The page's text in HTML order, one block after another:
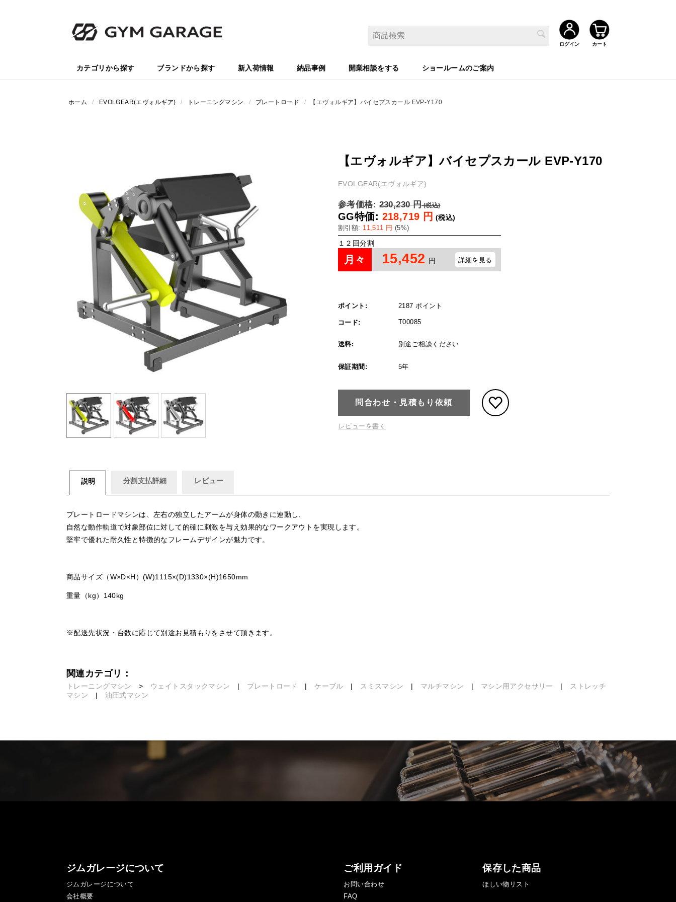
カテゴリから探す ブランドから探す 新入荷情報 納品事例 開業相談をする ショールームのご案内
ホーム / EVOLGEAR(エヴォルギア) / トレーニングマシン / プレートロード / 【エヴォルギア】バイセプスカール EVP-Y170
【エヴォルギア】バイセプスカール EVP-Y170
EVOLGEAR(エヴォルギア)
参考価格: 230,230 円(税込)
GG特価: 218,719 円 (税込)
割引額: 11,511 円 (5%)
１２回分割
月々 15,452 円 詳細を見る
ポイント: 2187 ポイント
コード: T00085
送料: 別途ご相談ください
保証期間: 5年
問合わせ・見積もり依頼
レビューを書く
説明 分割支払詳細 レビュー
プレートロードマシンは、左右の独立したアームが身体の動きに連動し、
自然な動作軌道で対象部位に対して的確に刺激を与え効果的なワークアウトを実現します。
堅牢で優れた耐久性と特徴的なフレームデザインが魅力です。
商品サイズ（W×D×H）(W)1115×(D)1330×(H)1650mm
重量（kg）140kg
※配送先状況・台数に応じて別途お見積もりをさせて頂きます。
関連カテゴリ：
トレーニングマシン > ウェイトスタックマシン | プレートロード |ケーブル | スミスマシン | マルチマシン | マシン用アクセサリー |
ストレッチ
マシン | 油圧式マシン
ジムガレージについて
ジムガレージについて
会社概要
ご利用ガイド
お問い合わせ
FAQ
保存した商品
ほしい物リスト